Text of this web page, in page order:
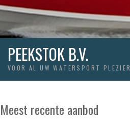
PEEKSTOK B.V.
VOOR AL UW WATERSPORT PLEZIER
Meest recente aanbod